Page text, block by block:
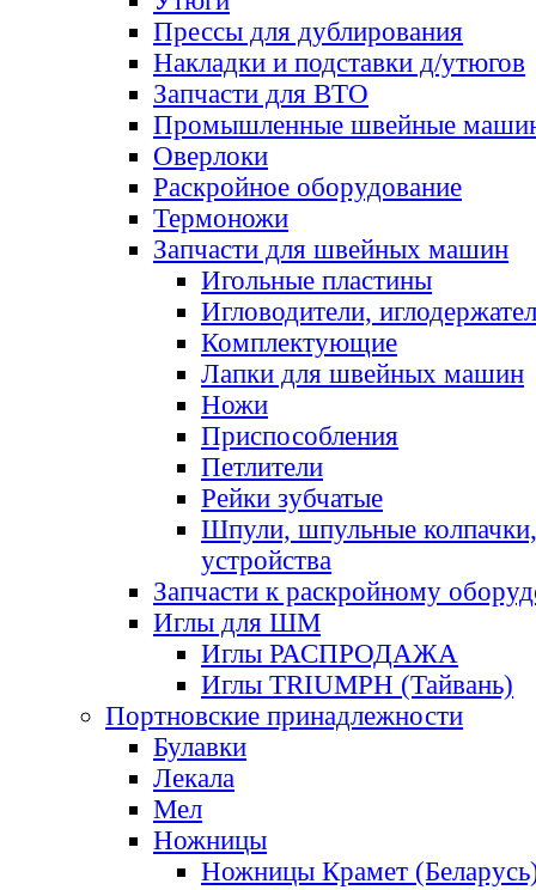
Прессы для дублирования
Накладки и подставки д/утюгов
Запчасти для ВТО
Промышленные швейные
Оверлоки
Раскройное оборудование
Термоножи
Запчасти для швейных машин
Игольные пластины
Игловодители,
Комплектующие
Лапки для швейных машин
Ножи
Приспособления
Петлители
Рейки зубчатые
Шпули, шпульные
устройства
Запчасти к раскройному
Иглы для ШМ
Иглы РАСПРОДАЖА
Иглы TRIUMPH (Тайвань)
Портновские принадлежности
Булавки
Лекала
Мел
Ножницы
Ножницы Крамет